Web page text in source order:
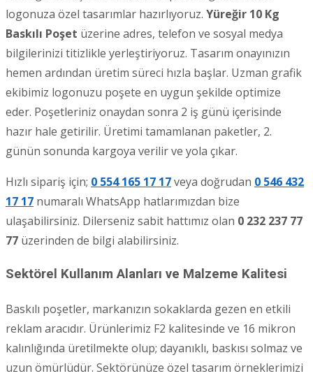
logonuza özel tasarımlar hazırlıyoruz. Yüreğir 10 Kg
Baskılı Poşet üzerine adres, telefon ve sosyal medya
bilgilerinizi titizlikle yerleştiriyoruz. Tasarım onayınızın
hemen ardından üretim süreci hızla başlar. Uzman grafik
ekibimiz logonuzu poşete en uygun şekilde optimize
eder. Poşetleriniz onaydan sonra 2 iş günü içerisinde
hazır hale getirilir. Üretimi tamamlanan paketler, 2.
günün sonunda kargoya verilir ve yola çıkar.
Hızlı sipariş için; 0 554 165 17 17veya doğrudan 0 546 432
17 17 numaralı WhatsApp hatlarımızdan bize
ulaşabilirsiniz. Dilerseniz sabit hattımız olan 0 232 237 77
77 üzerinden de bilgi alabilirsiniz.
Sektörel Kullanım Alanları ve Malzeme Kalitesi
Baskılı poşetler, markanızın sokaklarda gezen en etkili
reklam aracıdır. Ürünlerimiz F2 kalitesinde ve 16 mikron
kalınlığında üretilmekte olup; dayanıklı, baskısı solmaz ve
uzun ömürlüdür. Sektörünüze özel tasarım örneklerimizi